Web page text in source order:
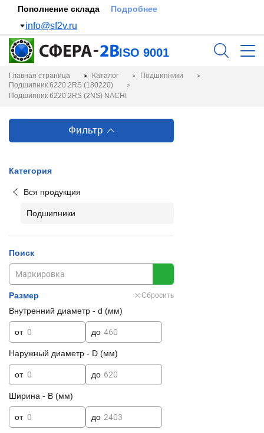
Пополнение склада Подробнее
info@sf2v.ru
ISO 9001
Главная страница Каталог
Подшипники
Подшипник 6220 2RS (180220)
Подшипник 6220 2RS (2NS) NACHI
Фильтр
Категория
Вся продукция
Подшипники
Поиск
Размер Сбросить
Внутренний диаметр - d (мм)
от до
Наружный диаметр - D (мм)
от до
Ширина - B (мм)
от до